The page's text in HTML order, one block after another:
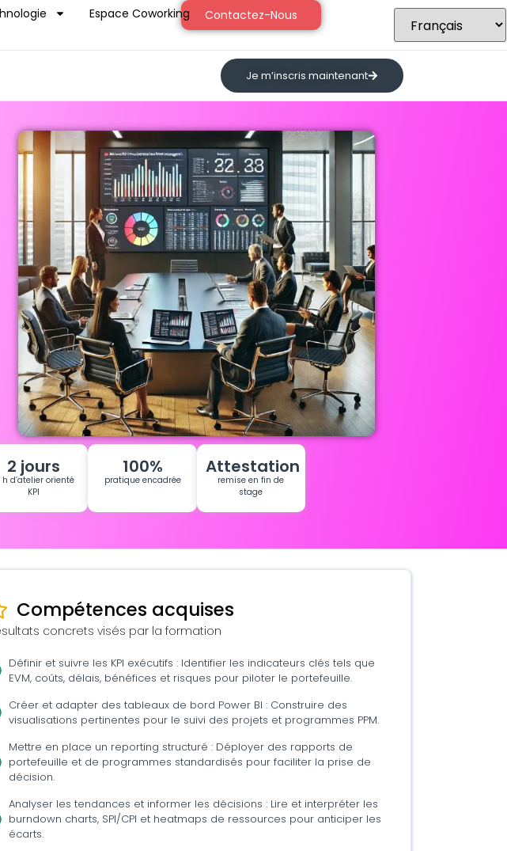
Espace Coworking Contactez-Nous
Je m’inscris maintenant
2 jours
h d’atelier orienté
KPI
100%
pratique encadrée
Attestation
remise en fin de
stage
Compétences acquises
concrets visés par la formation
Définir et suivre les KPI exécutifs : Identifier les indicateurs clés tels que
EVM, coûts, délais, bénéfices et risques pour piloter le portefeuille.
Créer et adapter des tableaux de bord Power BI : Construire des
visualisations pertinentes pour le suivi des projets et programmes PPM.
Mettre en place un reporting structuré : Déployer des rapports de
portefeuille et de programmes standardisés pour faciliter la prise de
décision.
Analyser les tendances et informer les décisions : Lire et interpréter les
burndown charts, SPI/CPI et heatmaps de ressources pour anticiper les
écarts.